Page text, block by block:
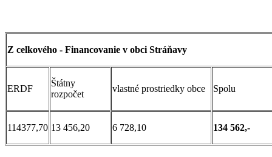
Z celkového - Financovanie v obci Stráňavy
ERDF
Štátny
rozpočet
vlastné prostriedky obce Spolu
114377,70 13 456,20 6 728,10 134 562,-